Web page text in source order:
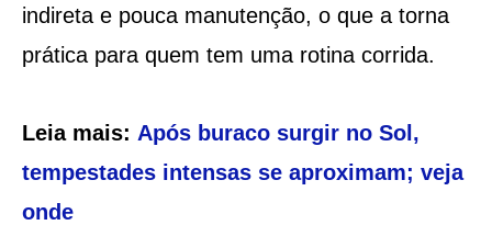
indireta e pouca manutenção, o que a torna
prática para quem tem uma rotina corrida.
Leia mais: Após buraco surgir no Sol,
tempestades intensas se aproximam; veja
onde